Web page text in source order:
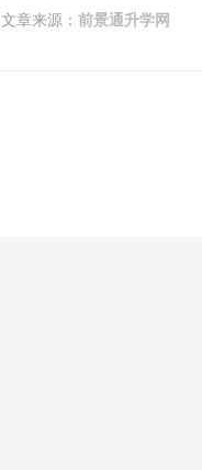
是三年制升学班，下面为大家
文章来源： 前景通升学网